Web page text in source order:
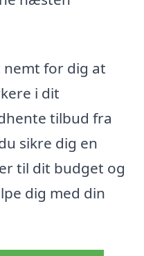
for dig at
i dit
tilbud fra
sikre dig en
til dit budget og
dig med din